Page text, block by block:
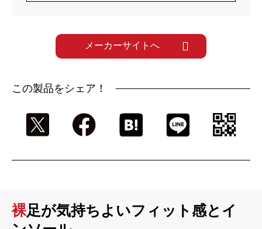
メーカーサイトへ
この製品をシェア！
裸足が気持ちよいフィット感とイ